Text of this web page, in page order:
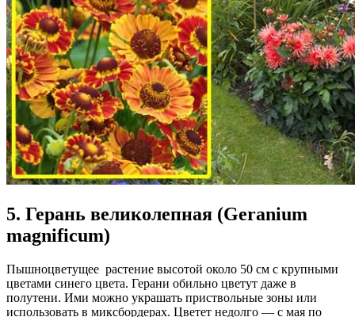
5. Герань великолепная (Geranium
magnificum)
Пышноцветущее растение высотой около 50 см с крупными
цветами синего цвета. Герани обильно цветут даже в
полутени. Ими можно украшать приствольные зоны или
использовать в миксбордерах. Цветет недолго — с мая по